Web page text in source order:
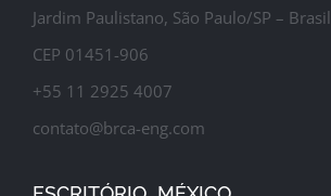
Jardim Paulistano, São Paulo/SP – Brasil
CEP 01451-906
+55 11 2925 4007
contato@brca-eng.com